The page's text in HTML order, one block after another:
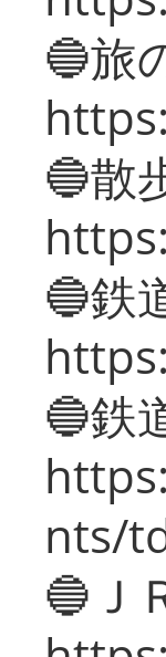
🔵旅
🔵散
🔵鉄
🔵鉄
nts/
🔵Ｊ